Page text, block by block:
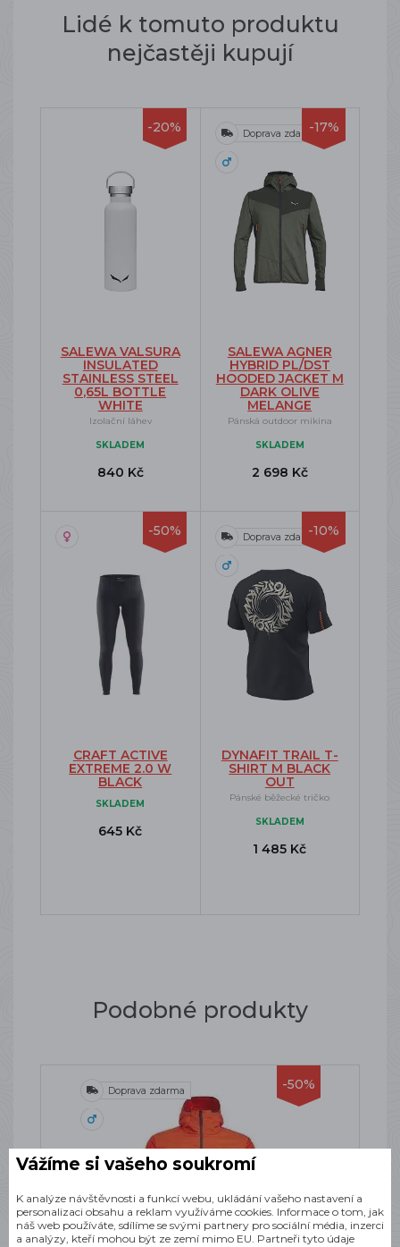
Lidé k tomuto produktu
nejčastěji kupují
-20%
SALEWA VALSURA
INSULATED
STAINLESS STEEL
0,65L BOTTLE
WHITE
Izolační láhev
SKLADEM
840 Kč
-17%
Doprava zdarma
SALEWA AGNER
HYBRID PL/DST
HOODED JACKET M
DARK OLIVE
MELANGE
Pánská outdoor mikina
SKLADEM
2 698 Kč
-50%
CRAFT ACTIVE
EXTREME 2.0 W
BLACK
SKLADEM
645 Kč
-10%
Doprava zdarma
DYNAFIT TRAIL T-
SHIRT M BLACK
OUT
Pánské běžecké tričko
SKLADEM
1 485 Kč
Podobné produkty
-50%
Doprava zdarma
Vážíme si vašeho soukromí
K analýze návštěvnosti a funkcí webu, ukládání vašeho nastavení a
personalizaci obsahu a reklam využíváme cookies. Informace o tom, jak
náš web používáte, sdílíme se svými partnery pro sociální média, inzerci
a analýzy, kteří mohou být ze zemí mimo EU. Partneři tyto údaje